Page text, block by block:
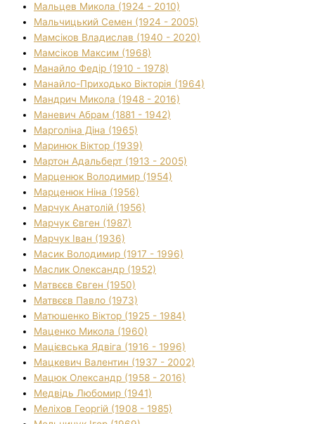
Мальцев Микола (1924 - 2010)
Мальчицький Семен (1924 - 2005)
Мамсіков Владислав (1940 - 2020)
Мамсіков Максим (1968)
Манайло Федір (1910 - 1978)
Манайло-Приходько Вікторія (1964)
Мандрич Микола (1948 - 2016)
Маневич Абрам (1881 - 1942)
Марголіна Діна (1965)
Маринюк Віктор (1939)
Мартон Адальберт (1913 - 2005)
Марценюк Володимир (1954)
Марценюк Ніна (1956)
Марчук Анатолій (1956)
Марчук Євген (1987)
Марчук Іван (1936)
Масик Володимир (1917 - 1996)
Маслик Олександр (1952)
Матвєєв Євген (1950)
Матвєєв Павло (1973)
Матюшенко Віктор (1925 - 1984)
Маценко Микола (1960)
Мацієвська Ядвіга (1916 - 1996)
Мацкевич Валентин (1937 - 2002)
Мацюк Олександр (1958 - 2016)
Медвідь Любомир (1941)
Меліхов Георгій (1908 - 1985)